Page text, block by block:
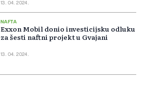
13. 04. 2024.
NAFTA
Exxon Mobil donio investicijsku odluku
za šesti naftni projekt u Gvajani
13. 04. 2024.